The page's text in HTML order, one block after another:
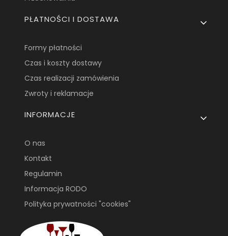
PŁATNOŚCI I DOSTAWA
Formy płatności
Czas i koszty dostawy
Czas realizacji zamówienia
Zwroty i reklamacje
INFORMACJE
O nas
Kontakt
Regulamin
Informacja RODO
Polityka prywatności "cookies"